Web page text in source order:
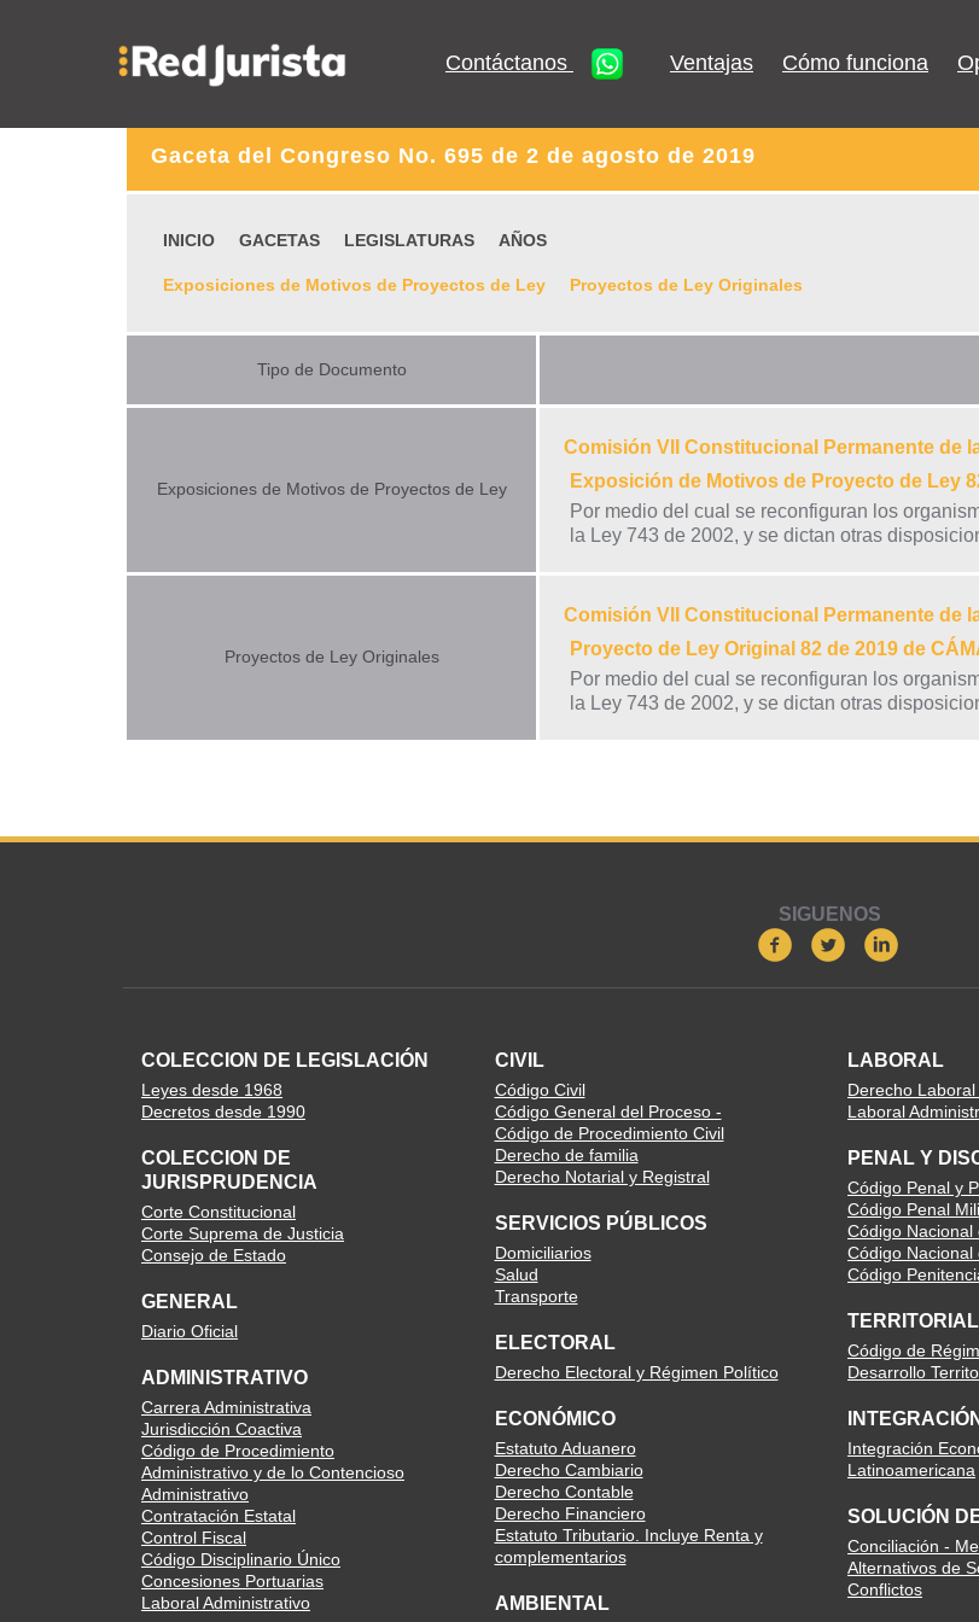
Contáctanos Ventajas Cómo funciona
Gaceta del Congreso No. 695 de 2 de agosto de 2019
INICIO GACETAS LEGISLATURAS AÑOS
Exposiciones de Motivos de Proyectos de Ley Proyectos de Ley Originales
Tipo de Documento
Exposiciones de Motivos de Proyectos de Ley
Comisión VII Constitucional Permanente de
Exposición de Motivos de Proyecto de Ley
Por medio del cual se reconfiguran los
la Ley 743 de 2002, y se dictan otras
Proyectos de Ley Originales
Comisión VII Constitucional Permanente de
Proyecto de Ley Original 82 de 2019 de
Por medio del cual se reconfiguran los
la Ley 743 de 2002, y se dictan otras
SIGUENOS
COLECCION DE LEGISLACIÓN
Leyes desde 1968
Decretos desde 1990
COLECCION DE
JURISPRUDENCIA
Corte Constitucional
Corte Suprema de Justicia
Consejo de Estado
GENERAL
Diario Oficial
ADMINISTRATIVO
Carrera Administrativa
Jurisdicción Coactiva
Código de Procedimiento
Administrativo y de lo Contencioso
Administrativo
Contratación Estatal
Control Fiscal
Código Disciplinario Único
Concesiones Portuarias
Laboral Administrativo
CIVIL
Código Civil
Código General del Proceso -
Código de Procedimiento Civil
Derecho de familia
Derecho Notarial y Registral
SERVICIOS PÚBLICOS
Domiciliarios
Salud
Transporte
ELECTORAL
Derecho Electoral y Régimen Político
ECONÓMICO
Estatuto Aduanero
Derecho Cambiario
Derecho Contable
Derecho Financiero
Estatuto Tributario. Incluye Renta y
complementarios
AMBIENTAL
LABORAL
Derecho
Laboral
PENAL Y
Código Penal y
Código Penal
Código Nacional
Código Nacional
Código
TERRITORIAL
Código de
Desarrollo
Integración
Latinoamericana
SOLUCIÓN
Conciliación -
Alternativos de
Conflictos